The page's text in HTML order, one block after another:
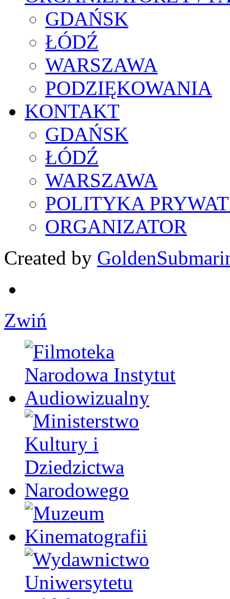
GDAŃSK
ŁÓDŹ
WARSZAWA
PODZIĘKOWANIA
KONTAKT
GDAŃSK
ŁÓDŹ
WARSZAWA
POLITYKA
ORGANIZATOR
Created by
Zwiń